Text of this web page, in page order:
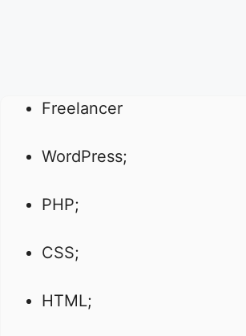
Freelancer
WordPress;
PHP;
CSS;
HTML;